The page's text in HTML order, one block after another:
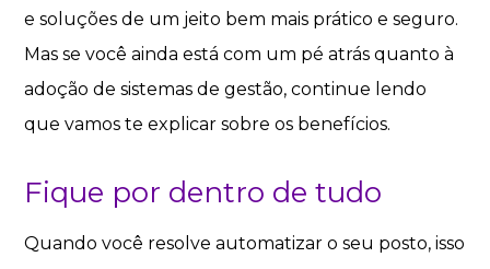
e soluções de um jeito bem mais prático e seguro.
Mas se você ainda está com um pé atrás quanto à
adoção de sistemas de gestão, continue lendo
que vamos te explicar sobre os benefícios.
Fique por dentro de tudo
Quando você resolve automatizar o seu posto, isso